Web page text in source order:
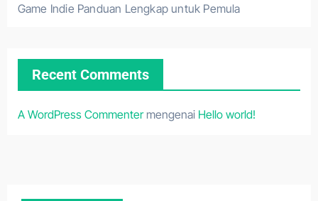
Game Indie Panduan Lengkap untuk Pemula
Recent Comments
A WordPress Commentermengenai Hello world!